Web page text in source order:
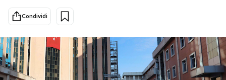
Cultura
Economia
Sport
Mondiali calcio 2026
Condividi